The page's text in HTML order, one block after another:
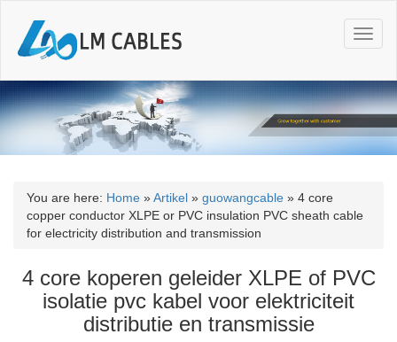
T
o
g
l
n
a
o
You are here: Home »Artikel » guowangcable » 4 core
copper conductor XLPE or PVC insulation PVC sheath cable
for electricity distribution and transmission
4 core koperen geleider XLPE of PVC
isolatie pvc kabel voor elektriciteit
distributie en transmissie